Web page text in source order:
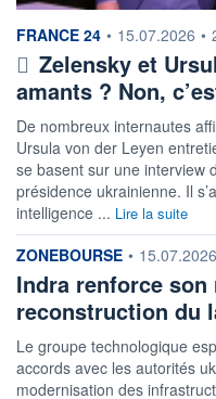
information fournie par
FRANCE 24 • 15.07.2026 •
Zelensky et
amants ? Non,
De nombreux internautes
Ursula von der Leyen
se basent sur une interview
présidence ukrainienne. Il
intelligence ... Lire la suite
information fournie par
ZONEBOURSE • 15.07.2026
Indra renforce
reconstruction du
Le groupe technologique
accords avec les autorités
modernisation des